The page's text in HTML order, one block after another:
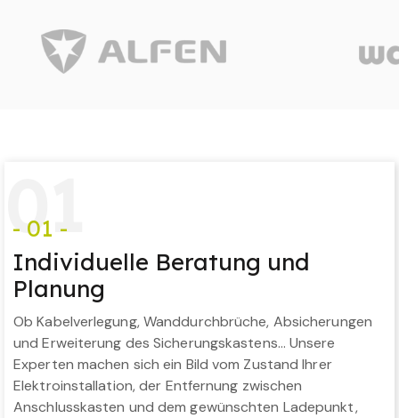
01
- 01 -
Individuelle Beratung und
Planung
Ob Kabelverlegung, Wanddurchbrüche, Absicherungen
und Erweiterung des Sicherungskastens… Unsere
Experten machen sich ein Bild vom Zustand Ihrer
Elektroinstallation, der Entfernung zwischen
Anschlusskasten und dem gewünschten Ladepunkt,